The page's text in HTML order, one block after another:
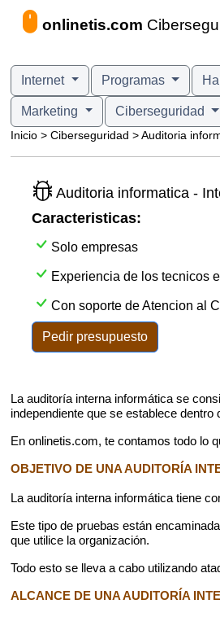
onlinetis.com
Internet Programas
Marketing Ciberseguridad
Inicio > Ciberseguridad > Auditoria
Auditoria informatica -
Caracteristicas:
Solo empresas
Experiencia de los tecnicos
Con soporte de Atencion al
Pedir presupuesto
La auditoría interna informática se
independiente que se establece
En onlinetis.com, te contamos todo lo
OBJETIVO DE UNA AUDITORÍA
La auditoría interna informática tiene
Este tipo de pruebas están
que utilice la organización.
Todo esto se lleva a cabo utilizando
ALCANCE DE UNA AUDITORÍA